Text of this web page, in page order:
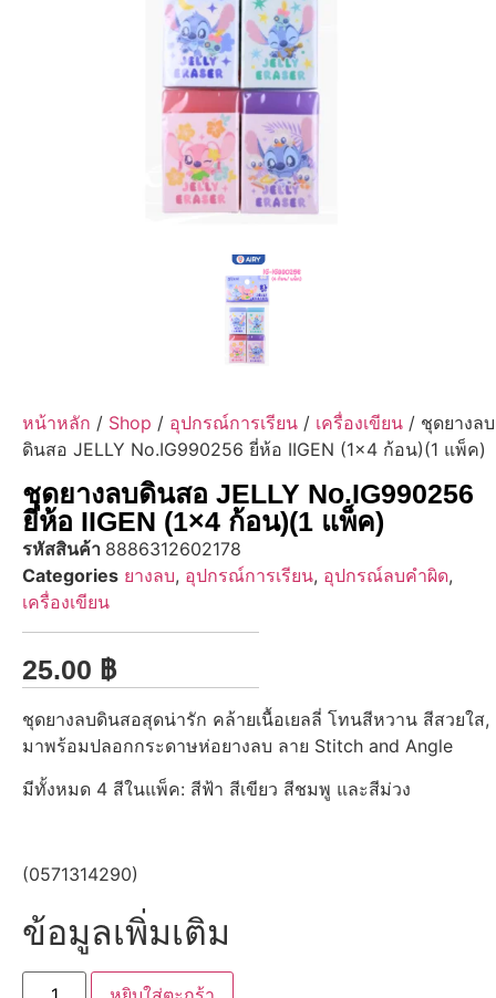
หน้าหลัก / Shop / อุปกรณ์การเรียน / เครื่องเขียน / ชุดยางลบ
ดินสอ JELLY No.IG990256 ยี่ห้อ IIGEN (1×4 ก้อน)(1 แพ็ค)
ชุดยางลบดินสอ JELLY No.IG990256
ยี่ห้อ IIGEN (1×4 ก้อน)(1 แพ็ค)
รหัสสินค้า 8886312602178
Categories ยางลบ, อุปกรณ์การเรียน, อุปกรณ์ลบคำผิด,
เครื่องเขียน
25.00 ฿
ชุดยางลบดินสอสุดน่ารัก คล้ายเนื้อเยลลี่ โทนสีหวาน สีสวยใส,
มาพร้อมปลอกกระดาษห่อยางลบ ลาย Stitch and Angle
มีทั้งหมด 4 สีในแพ็ค: สีฟ้า สีเขียว สีชมพู และสีม่วง
(0571314290)
ข้อมูลเพิ่มเติม